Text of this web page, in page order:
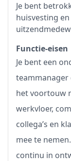
Je bent
huisvesting
Functie-eisen
Je bent een
teammanager
het voortouw
werkvloer,
collega’s en
mee te
continu in